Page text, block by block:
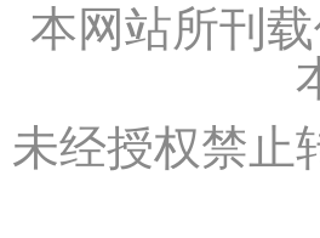
本网站所刊
未经授权禁止